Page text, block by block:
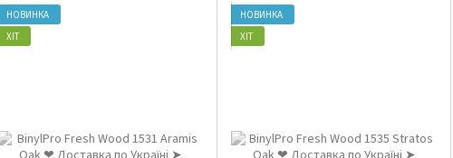
НОВИНКА
ХІТ
НОВИНКА
ХІТ